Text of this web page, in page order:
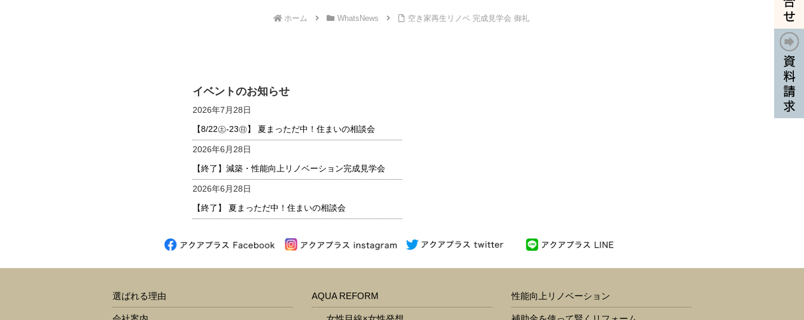
ホーム WhatsNews 空き家再生リノベ 完成見学会 御礼
イベントのお知らせ
2026年7月28日
【8/22㊏-23㊐】 夏まっただ中！住まいの相談会
2026年6月28日
【終了】減築・性能向上リノベーション完成見学会
2026年6月28日
【終了】 夏まっただ中！住まいの相談会
選ばれる理由 AQUA REFORM 性能向上リノベーション